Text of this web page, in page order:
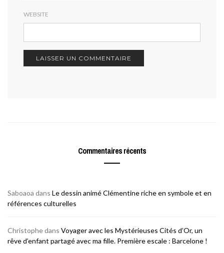
WEBSITE
Commentaires récents
Saboaoa dans Le dessin animé Clémentine riche en symbole et en
références culturelles
Christophedans Voyager avec les Mystérieuses Cités d’Or, un
rêve d’enfant partagé avec ma fille. Première escale : Barcelone !